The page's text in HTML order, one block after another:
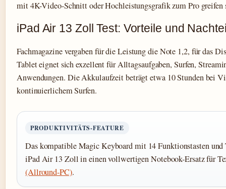
mit 4K-Video-Schnitt oder Hochleistungsgrafik zum Pro greifen
iPad Air 13 Zoll Test: Vorteile und
Fachmagazine vergaben für die Leistung die Note 1,2, für das
Tablet eignet sich exzellent für Alltagsaufgaben, Surfen,
Anwendungen. Die Akkulaufzeit beträgt etwa 10 Stunden bei
kontinuierlichem Surfen.
PRODUKTIVITÄTS-FEATURE
Das kompatible Magic Keyboard mit 14 Funktionstasten und
iPad Air 13 Zoll in einen vollwertigen Notebook-Ersatz für
(Allround-PC).